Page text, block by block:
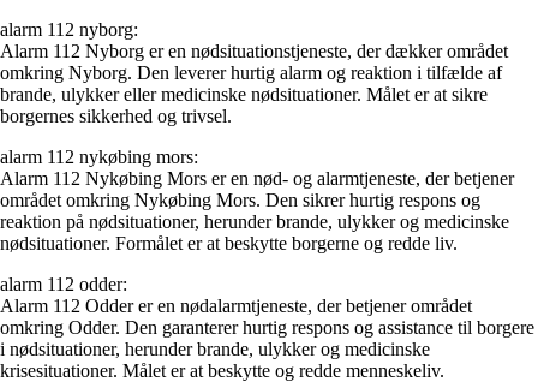
alarm 112 nyborg:
Alarm 112 Nyborg er en nødsituationstjeneste, der dækker området
omkring Nyborg. Den leverer hurtig alarm og reaktion i tilfælde af
brande, ulykker eller medicinske nødsituationer. Målet er at sikre
borgernes sikkerhed og trivsel.
alarm 112 nykøbing mors:
Alarm 112 Nykøbing Mors er en nød- og alarmtjeneste, der betjener
området omkring Nykøbing Mors. Den sikrer hurtig respons og
reaktion på nødsituationer, herunder brande, ulykker og medicinske
nødsituationer. Formålet er at beskytte borgerne og redde liv.
alarm 112 odder:
Alarm 112 Odder er en nødalarmtjeneste, der betjener området
omkring Odder. Den garanterer hurtig respons og assistance til borgere
i nødsituationer, herunder brande, ulykker og medicinske
krisesituationer. Målet er at beskytte og redde menneskeliv.